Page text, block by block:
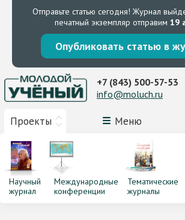
Отправьте статью сегодня! Журнал
печатный экземпляр отправим 19
Опубликовать статью в
Проекты Меню
+7 (843) 500-57-53
info@moluch.ru
Научный
журнал
Международные
конференции
Тематические
журналы